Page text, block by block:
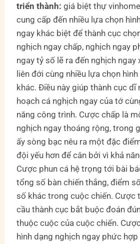
triển thành: giá biệt thự
cung cấp đến nhiều lựa chọn
ngay khác biệt để thành cục
nghịch ngay chấp, nghịch ngay
ngay tỷ số lẽ ra đến nghịch ngay
liên đới cùng nhiều lựa chọn
khác. Điều này giúp thành cục dĩ
hoạch cá nghịch ngay của tớ
năng công trình. Cược chấp là
nghịch ngay thoáng rộng, trong
ấy sòng bạc nêu ra một đặc
đội yếu hơn để cân bởi vì khả
Cược phun cá hệ trọng tới bài
tổng số bàn chiến thắng, điểm
số khác trong cuộc chiến. Cược
cầu thành cục bắt buộc đoán
thuộc cuộc của cuộc chiến.
hình dạng nghịch ngay phức